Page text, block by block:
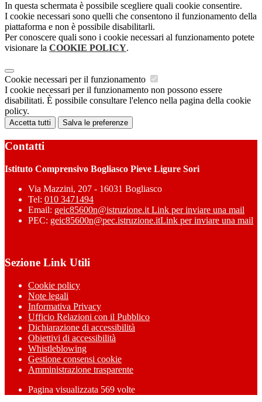
In questa schermata è possibile scegliere quali cookie consentire.
I cookie necessari sono quelli che consentono il funzionamento della
piattaforma e non è possibile disabilitarli.
Per conoscere quali sono i cookie necessari al funzionamento potete
visionare la COOKIE POLICY.
Cookie necessari per il funzionamento
I cookie necessari per il funzionamento non possono essere
disabilitati. È possibile consultare l'elenco nella pagina della cookie
policy.
Accetta tutti Salva le preferenze
Contatti
Istituto Comprensivo Bogliasco Pieve Ligure Sori
Via Mazzini, 207 - 16031 Bogliasco
Tel: 010 3471494
Email: geic85600n@istruzione.it Link per inviare una mail
PEC: geic85600n@pec.istruzione.itLink per inviare una mail
Sezione Link Utili
Cookie policy
Note legali
Informativa Privacy
Ufficio Relazioni con il Pubblico
Dichiarazione di accessibilità
Obiettivi di accessibilità
Whistleblowing
Gestione consensi cookie
Amministrazione trasparente
Pagina visualizzata 569 volte